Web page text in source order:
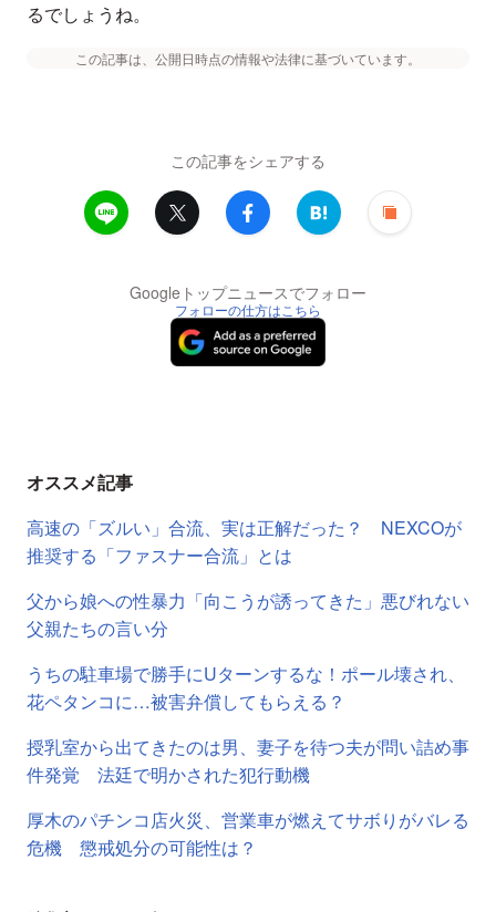
るでしょうね。
この記事は、公開日時点の情報や法律に基づいています。
この記事をシェアする
Googleトップニュースでフォロー
フォローの仕方はこちら
オススメ記事
高速の「ズルい」合流、実は正解だった？ NEXCOが
推奨する「ファスナー合流」とは
父から娘への性暴力「向こうが誘ってきた」悪びれない
父親たちの言い分
うちの駐車場で勝手にUターンするな！ポール壊され、
花ペタンコに…被害弁償してもらえる？
授乳室から出てきたのは男、妻子を待つ夫が問い詰め事
件発覚 法廷で明かされた犯行動機
厚木のパチンコ店火災、営業車が燃えてサボりがバレる
危機 懲戒処分の可能性は？